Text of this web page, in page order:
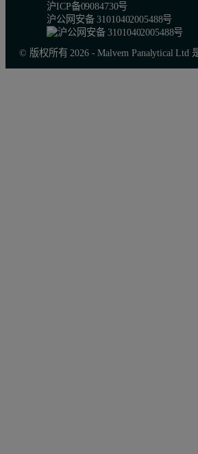
沪ICP备09084730号
沪公网安备 31010402005488号
© 版权所有 2026 - Malvern Panalytical Ltd